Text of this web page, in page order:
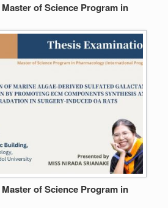
of Science Program in
of Science Program in